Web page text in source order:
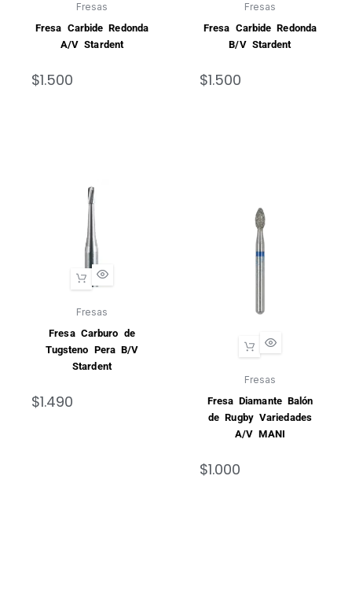
Fresas
Fresa Carbide Redonda
A/V Stardent
$1.500
Fresas
Fresa Carbide Redonda
B/V Stardent
$1.500
Fresas
Fresa Carburo de
Tugsteno Pera B/V
Stardent
$1.490
Fresas
Fresa Diamante Balón
de Rugby Variedades
A/V MANI
$1.000